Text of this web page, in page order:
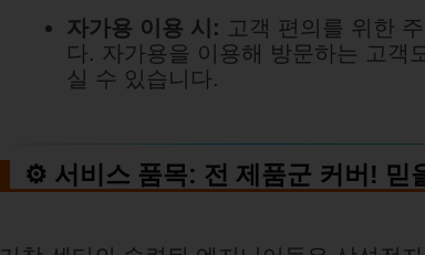
자가용 이용 시: 고객 편의를 위한
다. 자가용을 이용해 방문하는 고객
실 수 있습니다.
⚙️ 서비스 품목: 전 제품군 커버! 믿